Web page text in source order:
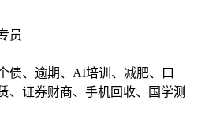
员
债、逾期、AI培训、减肥、口
、证券财商、手机回收、国学测